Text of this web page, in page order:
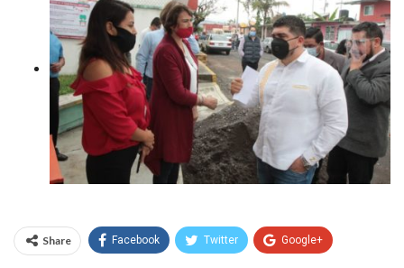
Share Facebook Twitter Google+